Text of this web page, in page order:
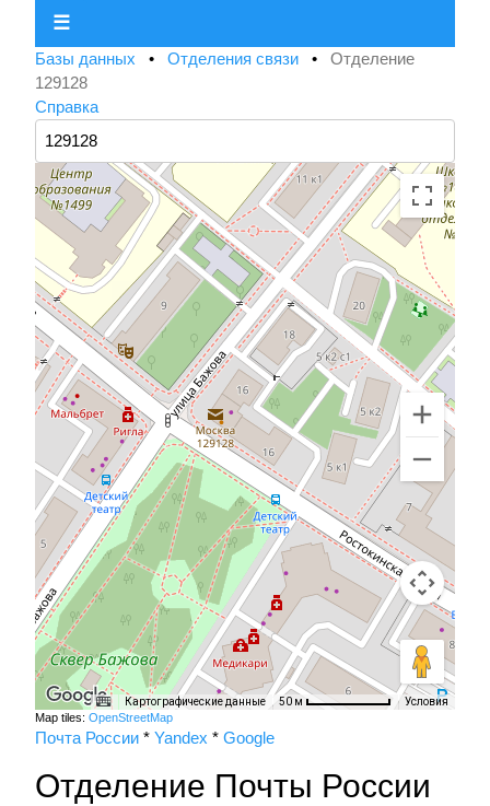
☰
Базы данных • Отделения связи • Отделение
129128
Справка
Картографические данные 50 м Условия
Map tiles: OpenStreetMap
Почта России * Yandex * Google
Отделение Почты России